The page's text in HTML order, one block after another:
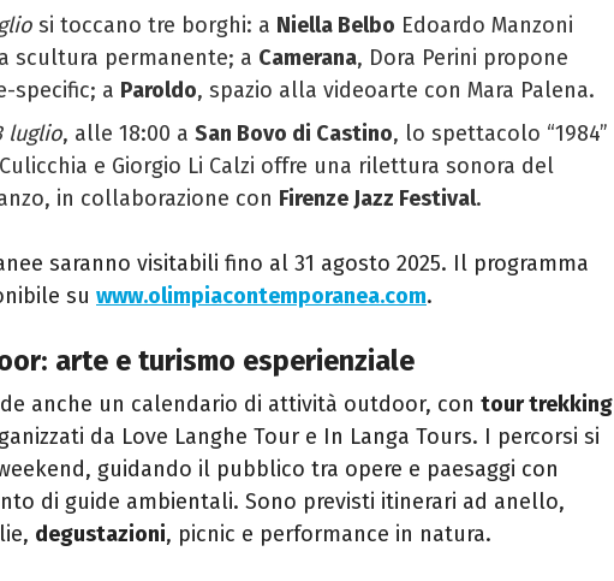
si toccano tre borghi: a Niella Belbo Edoardo Manzoni
scultura permanente; a Camerana, Dora Perini propone
specific; a Paroldo, spazio alla videoarte con Mara Palena.
luglio, alle 18:00 a San Bovo di Castino, lo spettacolo “1984”
e Giorgio Li Calzi offre una rilettura sonora del
in collaborazione con Firenze Jazz Festival.
saranno visitabili fino al 31 agosto 2025. Il programma
su www.olimpiacontemporanea.com.
arte e turismo esperienziale
anche un calendario di attività outdoor, con tour trekking
da Love Langhe Tour e In Langa Tours. I percorsi si
guidando il pubblico tra opere e paesaggi con
di guide ambientali. Sono previsti itinerari ad anello,
degustazioni, picnic e performance in natura.